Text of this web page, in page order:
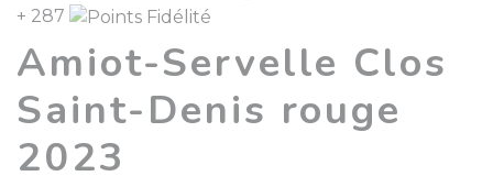
+ 287
Amiot-Servelle Clos
Saint-Denis rouge
2023